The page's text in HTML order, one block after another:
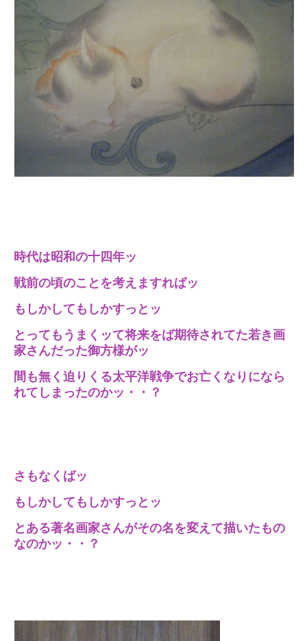
時代は昭和の十四年ッ
戦前の頃のことを考えますればッ
もしかしてもしかすっとッ
とってもうまくッて将来をば期待されてた若き画
家さんだった御方様がッ
間も無く迫りくる太平洋戦争でお亡くなりになら
れてしまったのかッ・・？
さもなくばッ
もしかしてもしかすっとッ
とある著名画家さんがその名を変えて描いたもの
なのかッ・・？